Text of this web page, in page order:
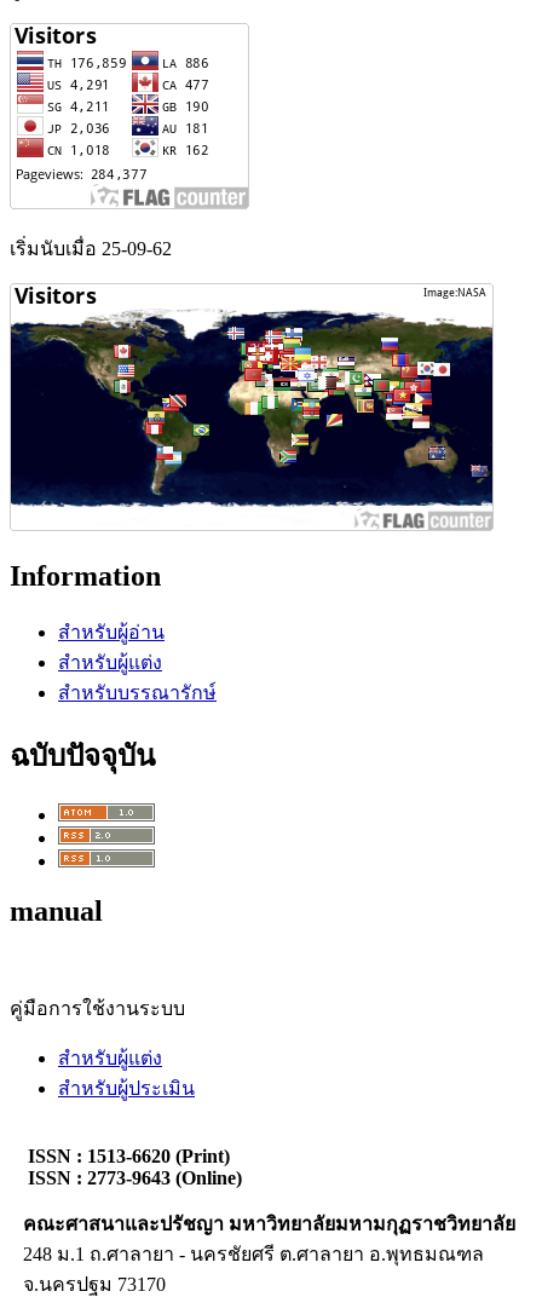
เริ่มนับเมื่อ 25-09-62
Information
สำหรับผู้อ่าน
สำหรับผู้แต่ง
สำหรับบรรณารักษ์
ฉบับปัจจุบัน
manual
คู่มือการใช้งานระบบ
สำหรับผู้แต่ง
สำหรับผู้ประเมิน
ISSN : 1513-6620 (Print)
ISSN : 2773-9643 (Online)
คณะศาสนาและปรัชญา มหาวิทยาลัยมหามกุฏราชวิทยาลัย
248 ม.1 ถ.ศาลายา - นครชัยศรี ต.ศาลายา อ.พุทธมณฑล
จ.นครปฐม 73170